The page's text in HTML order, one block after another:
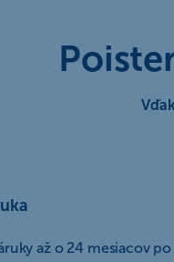
až o 24 mesiacov